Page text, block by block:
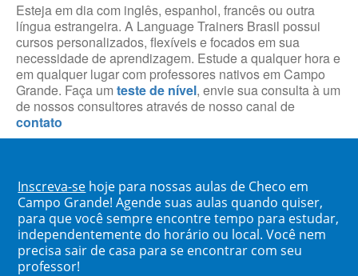
Esteja em dia com inglês, espanhol, francês ou outra
língua estrangeira. A Language Trainers Brasil possui
cursos personalizados, flexíveis e focados em sua
necessidade de aprendizagem. Estude a qualquer hora e
em qualquer lugar com professores nativos em Campo
Grande. Faça um teste de nível, envie sua consulta à um
de nossos consultores através de nosso canal de
contato
Inscreva-se hoje para nossas aulas de Checo em
Campo Grande! Agende suas aulas quando quiser,
para que você sempre encontre tempo para estudar,
independentemente do horário ou local. Você nem
precisa sair de casa para se encontrar com seu
professor!